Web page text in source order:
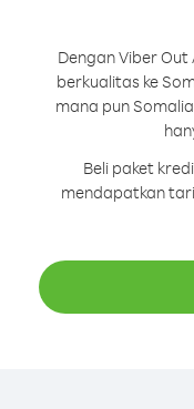
Dengan Viber
berkualitas ke
mana pun
Beli paket
mendapatkan